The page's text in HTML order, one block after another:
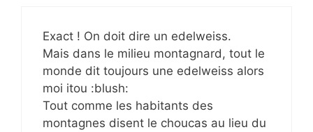
Exact ! On doit dire un edelweiss.
Mais dans le milieu montagnard, tout le
monde dit toujours une edelweiss alors
moi itou :blush:
Tout comme les habitants des
montagnes disent le choucas au lieu du